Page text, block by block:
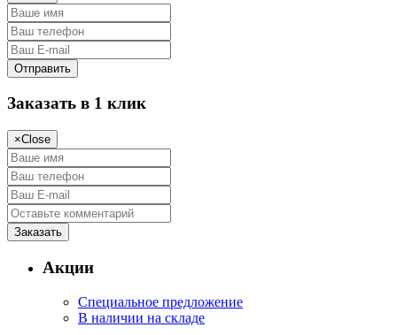
Заказать в 1 клик
×Close
Акции
Специальное предложение
В наличии на складе